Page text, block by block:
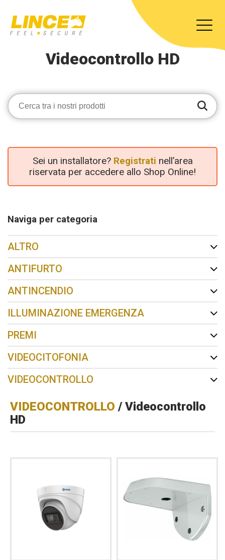
Videocontrollo HD
Sei un installatore? Registrati nell’area
riservata per accedere allo Shop Online!
Naviga per categoria
ALTRO
ANTIFURTO
ANTINCENDIO
ILLUMINAZIONE EMERGENZA
PREMI
VIDEOCITOFONIA
VIDEOCONTROLLO
VIDEOCONTROLLO / Videocontrollo
HD